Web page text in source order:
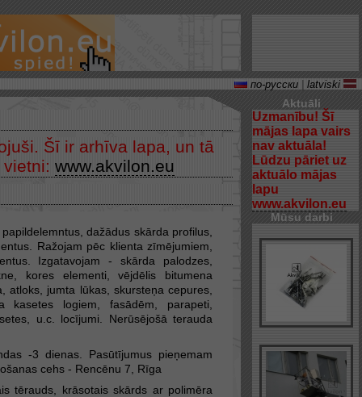
по-русски latviski
Aktuāli
Uzmanību! Šī
mājas lapa vairs
nav aktuāla!
Lūdzu pāriet uz
aktuālo mājas
lapu
www.akvilon.eu
Mūsu darbi
Šī ir arhīva lapa, un tā
www.akvilon.eu
dažādus skārda profilus,
Ražojam pēc klienta zīmējumiem,
Izgatavojam - skārda palodzes,
kores elementi, vējdēlis bitumena
atloks, jumta lūkas, skursteņa cepures,
kasetes logiem, fasādēm, parapeti,
u.c. locījumi. Nerūsējošā terauda
-3 dienas. Pasūtījumus pieņemam
cehs - Rencēnu 7, Rīga
tērauds, krāsotais skārds ar polimēra